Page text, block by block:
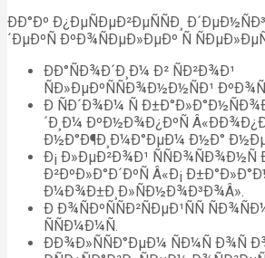
ÐÐ°Ðº Ð¿ÐµÑÐµÐ²ÐµÑÑÐ¸
´ÐµÐºÑ ÐºÐ¾ÑÐµÐ»ÐµÐº Ñ
ÐÐ°ÑÐ¾Ð´Ð¸Ð¼ Ð² ÑÐ²Ð¾Ð¹
ÑÐ»ÐµÐºÑÑÐ¾Ð½Ð½ÑÐ¹
Ð ÑÐ´Ð¾Ð¼ Ñ
´Ð¸Ð¼ ÐºÐ½Ð¾Ð¿ÐºÑ
Ð½Ð°Ð¶Ð¸Ð¼Ð°ÐµÐ¼ Ð½Ð°
Ð¡ Ð»ÐµÐ²Ð¾Ð¹ ÑÑÐ¾ÑÐ¾Ð½Ñ
Ð²ÐºÐ»Ð°Ð´ÐºÑ Â«Ð¡
Ð¼Ð¾Ð±Ð¸Ð»ÑÐ½Ð¾Ð³Ð¾Â».
Ð Ð¾ÑÐºÑÑÐ²ÑÐµÐ¹ÑÑ
ÑÑÐ¼Ð¼Ñ.
ÐÐ¾Ð»ÑÑÐ°ÐµÐ¼ ÑÐ¼Ñ Ð¾Ñ